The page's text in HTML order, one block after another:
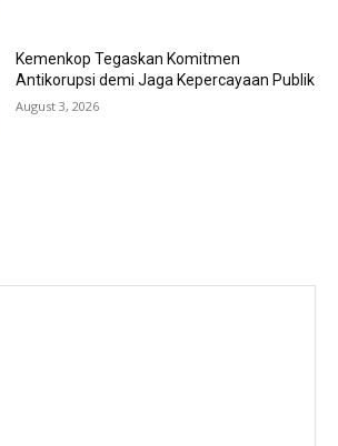
Kemenkop Tegaskan Komitmen
Antikorupsi demi Jaga Kepercayaan Publik
August 3, 2026